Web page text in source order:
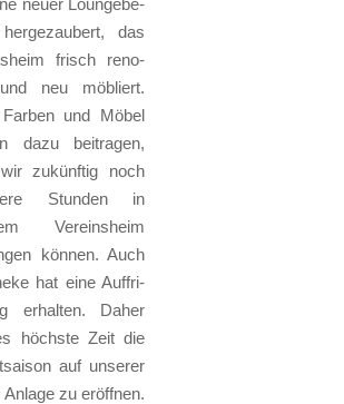
das
frisch reno­
neu möbliert.
und Möbel
dazu bei­tra­gen,
zukünf­tig noch
Stun­den in
Ver­eins­heim
kön­nen. Auch
hat eine Auf­fri­
erhal­ten. Daher
höchs­te Zeit die
auf unse­rer
Anla­ge zu eröff­nen.